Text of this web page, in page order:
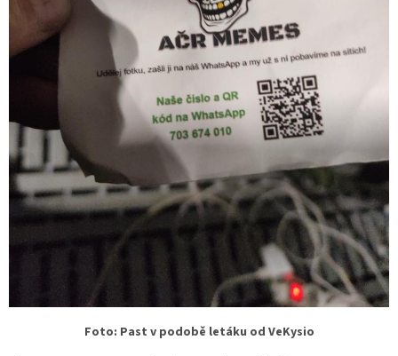
Foto: Past v podobě letáku od VeKysio